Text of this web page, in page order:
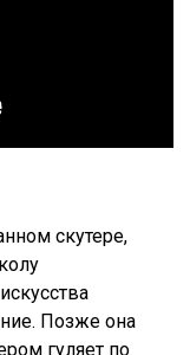
скутере,
Позже она
гуляет по